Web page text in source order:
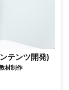
テンツ開発)
材制作